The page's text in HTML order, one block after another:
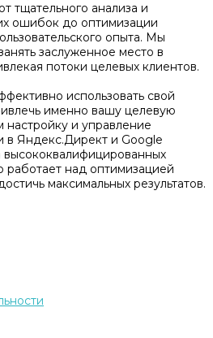
тщательного анализа и
ошибок до оптимизации
опыта. Мы
заслуженное место в
потоки целевых клиентов.
использовать свой
именно вашу целевую
и управление
в Яндекс.Директ и Google
работает над оптимизацией
максимальных результатов.